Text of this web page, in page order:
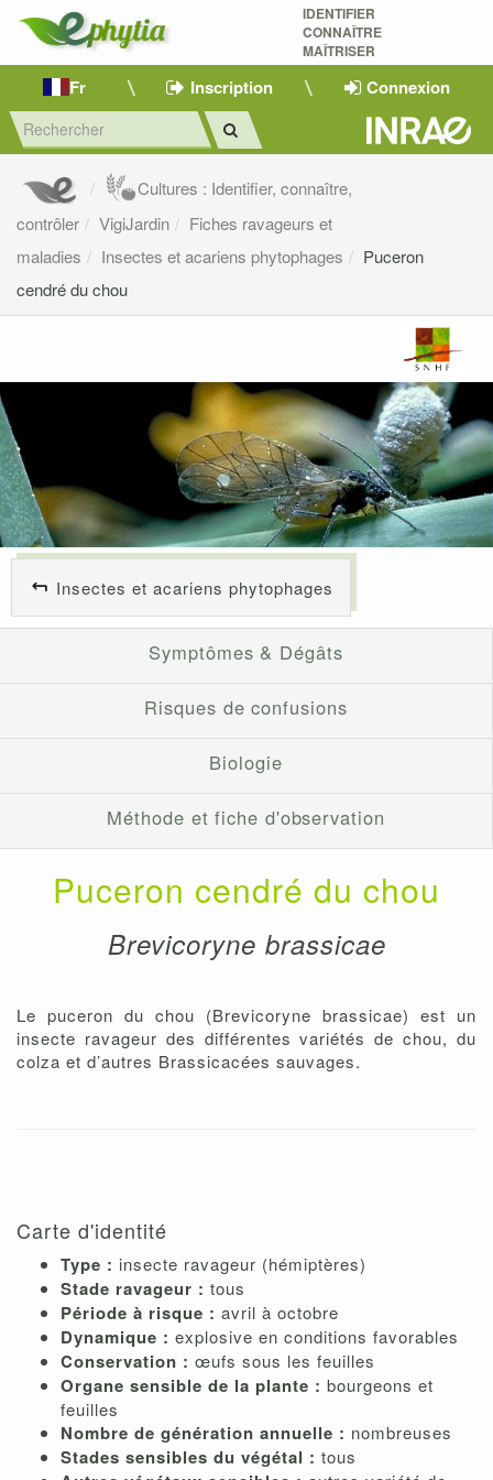
IDENTIFIER
CONNAÎTRE
MAÎTRISER
Fr Inscription Connexion
Cultures : Identifier, connaître,
contrôler
VigiJardin
Fiches ravageurs et
maladies
Insectes et acariens phytophages
Puceron
cendré du chou
Insectes et acariens phytophages
Symptômes & Dégâts
Risques de confusions
Biologie
Méthode et fiche d'observation
Puceron cendré du chou
Brevicoryne brassicae
Le puceron du chou (Brevicoryne brassicae) est un
insecte ravageur des différentes variétés de chou, du
colza et d’autres Brassicacées sauvages.
Carte d'identité
Type : insecte ravageur (hémiptères)
Stade ravageur : tous
Période à risque : avril à octobre
Dynamique : explosive en conditions favorables
Conservation : œufs sous les feuilles
Organe sensible de la plante : bourgeons et
feuilles
Nombre de génération annuelle : nombreuses
Stades sensibles du végétal : tous